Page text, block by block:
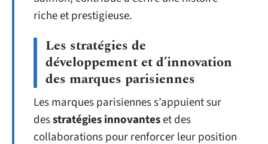
riche et prestigieuse.
Les stratégies de
développement et d’innovation
des marques parisiennes
Les marques parisiennes s’appuient sur
desstratégies innovanteset des
collaborations pour renforcer leur position